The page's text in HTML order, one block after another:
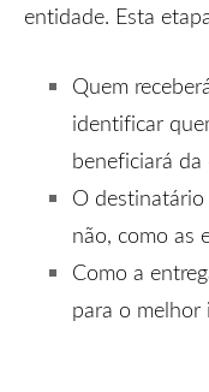
entidade. Esta
Quem
identificar
beneficiará da
O
não, como as
Como a
para o melhor